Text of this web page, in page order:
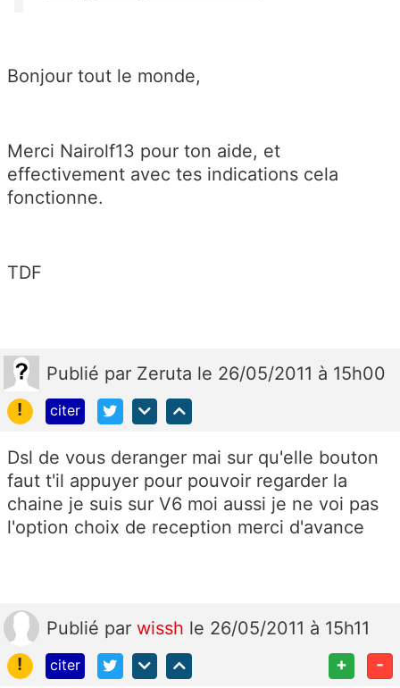
Bonjour tout le monde,
Merci Nairolf13 pour ton aide, et
effectivement avec tes indications cela
fonctionne.
TDF
Publié par Zeruta le 26/05/2011 à 15h00
!
citer
Dsl de vous deranger mai sur qu'elle bouton
faut t'il appuyer pour pouvoir regarder la
chaine je suis sur V6 moi aussi je ne voi pas
l'option choix de reception merci d'avance
Publié par wissh le 26/05/2011 à 15h11
!
citer + -